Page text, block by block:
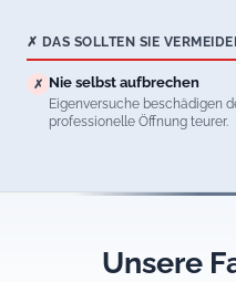
✗ DAS SOLLTEN SIE
✗ Nie selbst aufbrechen
Eigenversuche beschädigen
professionelle Öffnung teurer.
Unsere